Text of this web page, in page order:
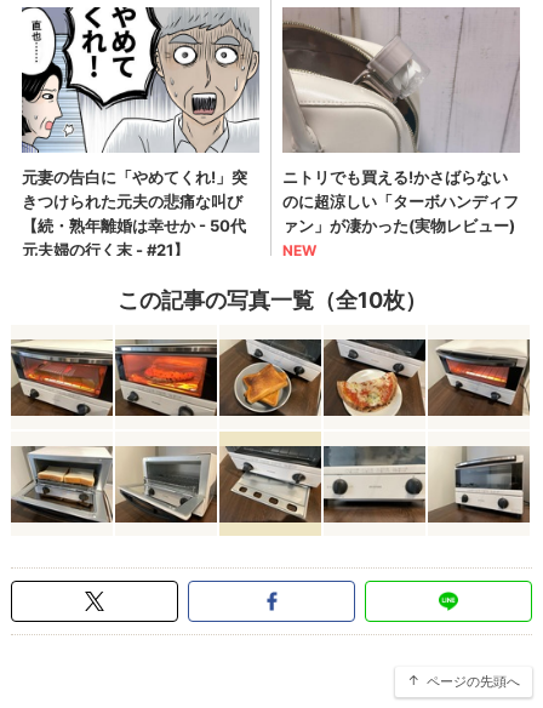
この記事の写真一覧（全10枚）
ページの先頭へ